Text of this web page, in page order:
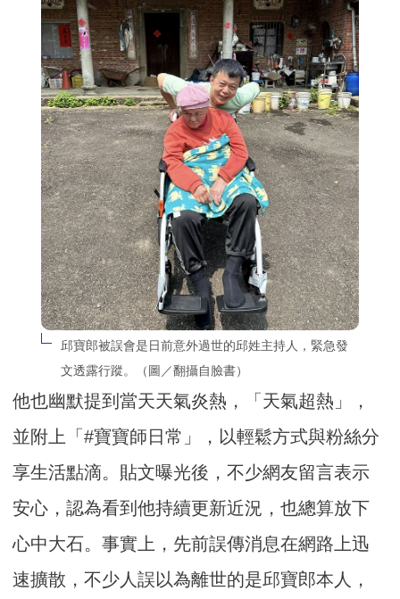
邱寶郎被誤會是日前意外過世的邱姓主持人，緊急發
文透露行蹤。（圖／翻攝自臉書）
他也幽默提到當天天氣炎熱，「天氣超熱」，
並附上「#寶寶師日常」，以輕鬆方式與粉絲分
享生活點滴。貼文曝光後，不少網友留言表示
安心，認為看到他持續更新近況，也總算放下
心中大石。事實上，先前誤傳消息在網路上迅
速擴散，不少人誤以為離世的是邱寶郎本人，